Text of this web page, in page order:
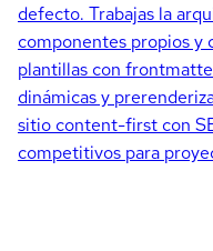
defecto. Trabajas la
componentes propios y
plantillas con
dinámicas y
sitio content-first con
competitivos para